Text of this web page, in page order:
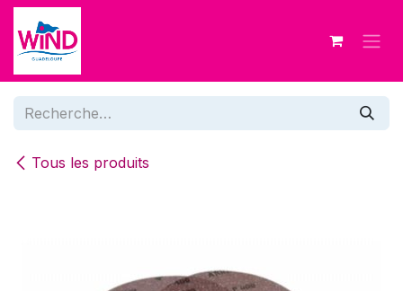
Se rendre au contenu
Tous les produits